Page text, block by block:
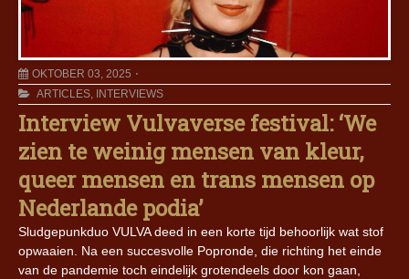
OKTOBER 03, 2025
ARTICLES, INTERVIEWS
Interview Vulvaverse festival: ‘We
zien te weinig mensen van kleur,
queer mensen en trans mensen op
Nederlande podia’
Sludgepunkduo VULVA deed in een korte tijd behoorlijk wat stof
opwaaien. Na een succesvolle Popronde, die richting het einde
van de pandemie toch eindelijk grotendeels door kon gaan,